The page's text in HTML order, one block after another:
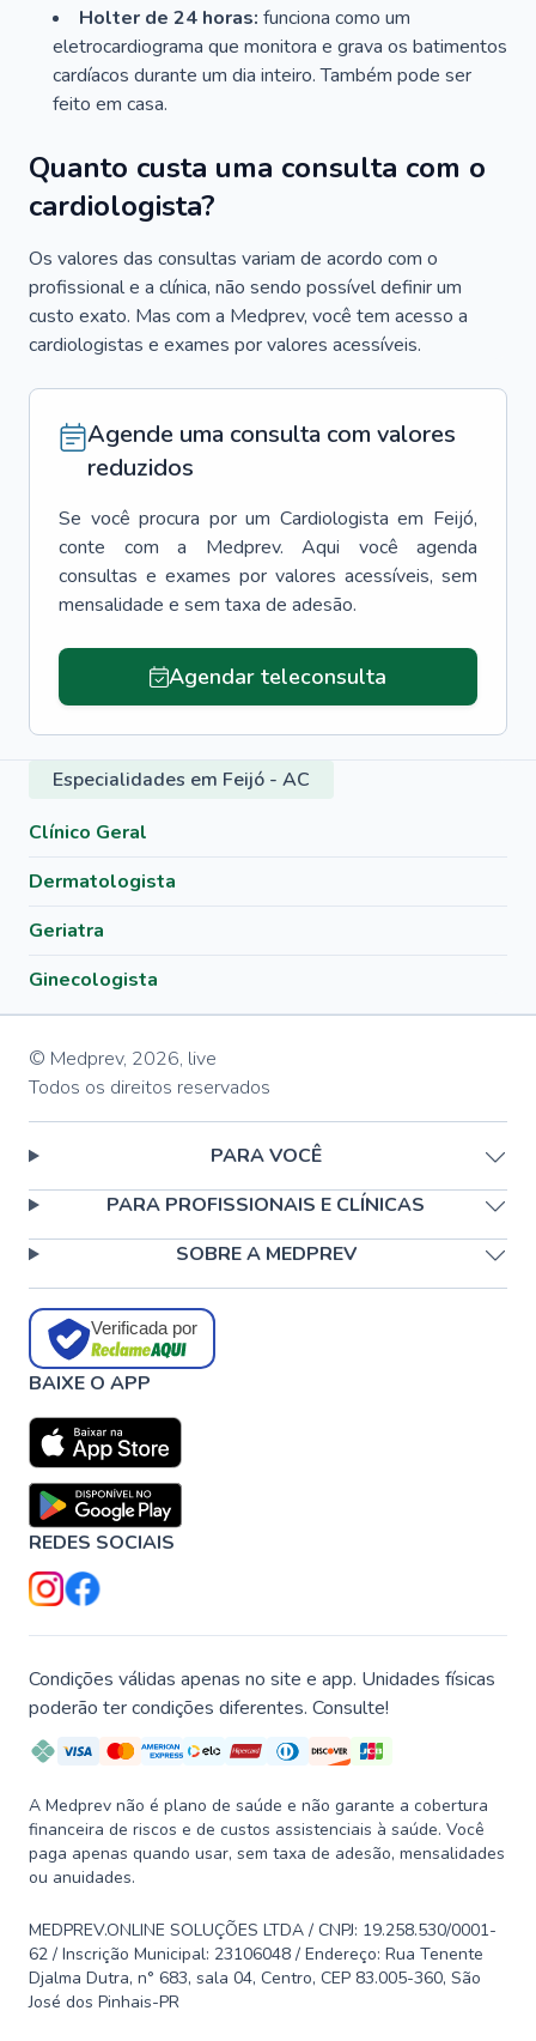
Holter de 24 horas: funciona como um
eletrocardiograma que monitora e grava os batimentos
cardíacos durante um dia inteiro. Também pode ser
feito em casa.
Quanto custa uma consulta com o
cardiologista?
Os valores das consultas variam de acordo com o
profissional e a clínica, não sendo possível definir um
custo exato. Mas com a Medprev, você tem acesso a
cardiologistas e exames por valores acessíveis.
Agende uma consulta com valores
reduzidos
Se você procura por um Cardiologista em Feijó,
conte com a Medprev. Aqui você agenda
consultas e exames por valores acessíveis, sem
mensalidade e sem taxa de adesão.
Agendar teleconsulta
Especialidades em Feijó - AC
Clínico Geral
Dermatologista
Geriatra
Ginecologista
© Medprev, 2026, live
Todos os direitos reservados
PARA VOCÊ
PARA PROFISSIONAIS E CLÍNICAS
SOBRE A MEDPREV
Verificada por
BAIXE O APP
REDES SOCIAIS
Condições válidas apenas no site e app. Unidades físicas
poderão ter condições diferentes. Consulte!
A Medprev não é plano de saúde e não garante a cobertura
financeira de riscos e de custos assistenciais à saúde. Você
paga apenas quando usar, sem taxa de adesão, mensalidades
ou anuidades.
MEDPREV.ONLINE SOLUÇÕES LTDA / CNPJ: 19.258.530/0001-
62 / Inscrição Municipal: 23106048 / Endereço: Rua Tenente
Djalma Dutra, n° 683, sala 04, Centro, CEP 83.005-360, São
José dos Pinhais-PR